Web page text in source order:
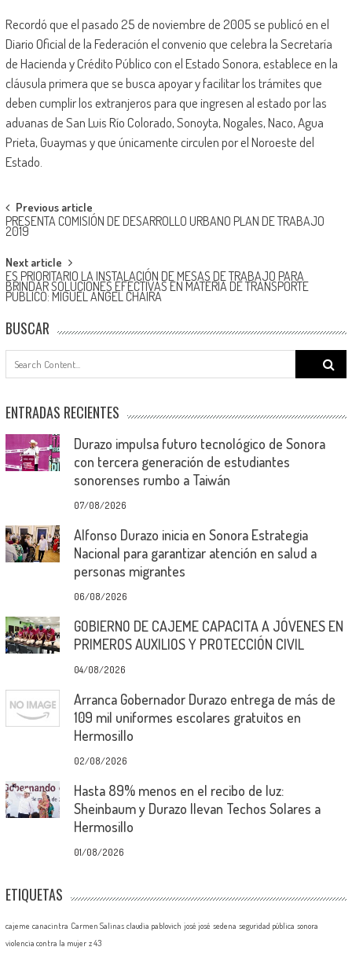
Recordó que el pasado 25 de noviembre de 2005 se publicó en el
Diario Oficial de la Federación el convenio que celebra la Secretaría
de Hacienda y Crédito Público con el Estado Sonora, establece en la
cláusula primera que se busca apoyar y facilitar los trámites que
deben cumplir los extranjeros para que ingresen al estado por las
aduanas de San Luis Río Colorado, Sonoyta, Nogales, Naco, Agua
Prieta, Guaymas y que únicamente circulen por el Noroeste del
Estado.
Post
navigation
Previous article
PRESENTA COMISIÓN DE DESARROLLO URBANO PLAN DE TRABAJO
2019
Next article
ES PRIORITARIO LA INSTALACIÓN DE MESAS DE TRABAJO PARA
BRINDAR SOLUCIONES EFECTIVAS EN MATERIA DE TRANSPORTE
PÚBLICO: MIGUEL ÁNGEL CHAIRA
BUSCAR
Search
for:
ENTRADAS RECIENTES
Durazo impulsa futuro tecnológico de Sonora
con tercera generación de estudiantes
sonorenses rumbo a Taiwán
07/08/2026
Alfonso Durazo inicia en Sonora Estrategia
Nacional para garantizar atención en salud a
personas migrantes
06/08/2026
GOBIERNO DE CAJEME CAPACITA A JÓVENES EN
PRIMEROS AUXILIOS Y PROTECCIÓN CIVIL
04/08/2026
Arranca Gobernador Durazo entrega de más de
109 mil uniformes escolares gratuitos en
Hermosillo
02/08/2026
Hasta 89% menos en el recibo de luz:
Sheinbaum y Durazo llevan Techos Solares a
Hermosillo
01/08/2026
ETIQUETAS
cajeme canacintra Carmen Salinas claudia pablovich josé josé sedena seguridad pública sonora
violencia contra la mujer z 43